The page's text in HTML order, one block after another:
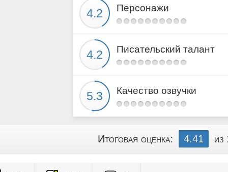
Персонажи
Писательский талант
Качество озвучки
Итоговая оценка: 4.41 из